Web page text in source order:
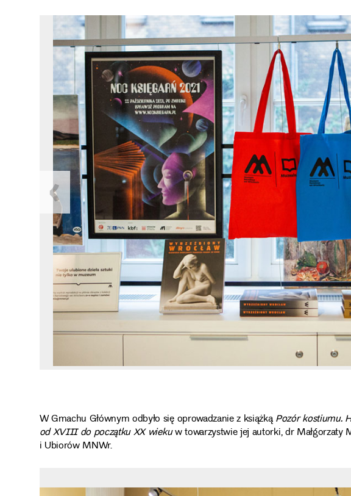
W Gmachu Głównym odbyło się oprowadzanie z książkąPozór kostiumu.
od XVIII do początku XX wiekuw towarzystwie jej autorki, dr Małgorzaty
i Ubiorów MNWr.